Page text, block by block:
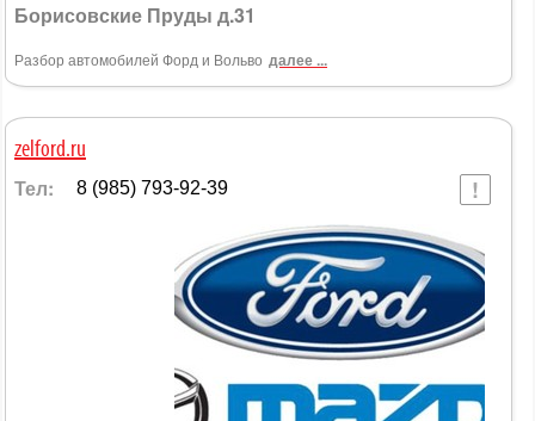
Борисовские Пруды д.31
Разбор автомобилей Форд и Вольво далее ...
zelford.ru
Тел: 8 (985) 793-92-39